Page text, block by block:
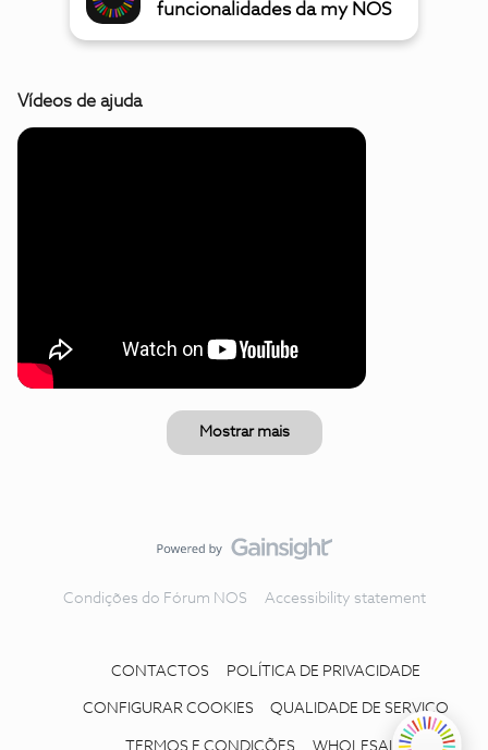
funcionalidades da my NOS
Vídeos de ajuda
Mostrar mais
Condições do Fórum NOS Accessibility statement
CONTACTOS POLÍTICA DE PRIVACIDADE
CONFIGURAR COOKIES QUALIDADE DE SERVIÇO
TERMOS E CONDIÇÕES WHOLESALE